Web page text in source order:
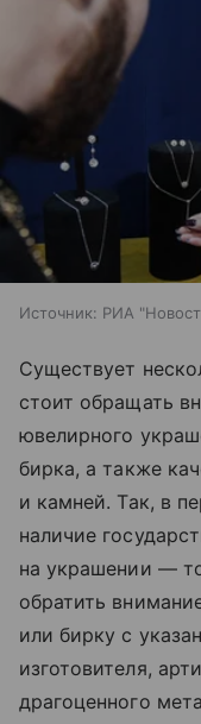
Источник: РИА
Существует
стоит обращать
ювелирного
бирка, а также
и камней. Так, в
наличие
на украшении —
обратить
или бирку с
изготовителя,
драгоценного